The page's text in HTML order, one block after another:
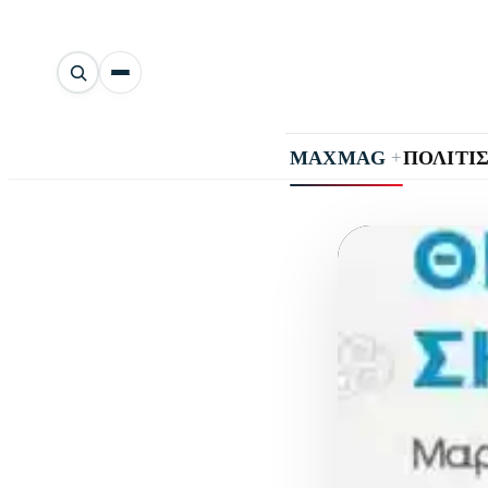
Αναζήτηση
άρθρων
MAXMAG +